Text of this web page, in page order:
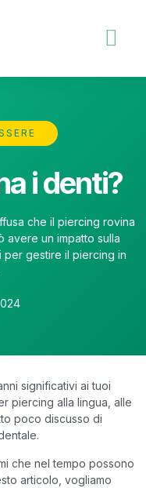
i denti?
che il piercing rovina
avere un impatto sulla
gestire il piercing in
significativi ai tuoi
piercing alla lingua, alle
poco discusso di
che nel tempo possono
articolo, vogliamo